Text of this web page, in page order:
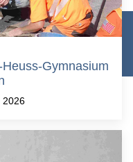
Gymnasium
2026
2026 |